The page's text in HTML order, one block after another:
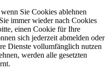
Sie Cookies ablehnen
immer wieder nach Cookies
einen Cookie für Ihre
sich jederzeit abmelden oder
Dienste vollumfänglich nutzen
werden alle gesetzten